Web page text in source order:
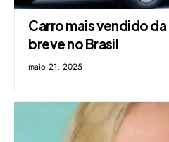
Carro mais vendido
breve no Brasil
maio 21, 2025